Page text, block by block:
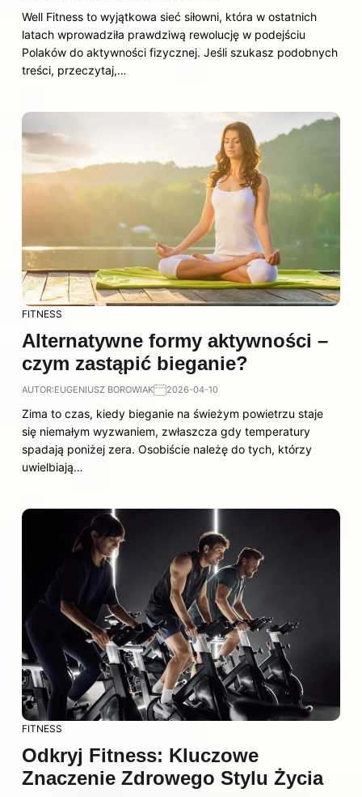
Well Fitness to wyjątkowa sieć siłowni, która w ostatnich
latach wprowadziła prawdziwą rewolucję w podejściu
Polaków do aktywności fizycznej. Jeśli szukasz podobnych
treści, przeczytaj,…
FITNESS
Alternatywne formy aktywności –
czym zastąpić bieganie?
AUTOR:EUGENIUSZ BOROWIAK 2026-04-10
Zima to czas, kiedy bieganie na świeżym powietrzu staje
się niemałym wyzwaniem, zwłaszcza gdy temperatury
spadają poniżej zera. Osobiście należę do tych, którzy
uwielbiają…
FITNESS
Odkryj Fitness: Kluczowe
Znaczenie Zdrowego Stylu Życia